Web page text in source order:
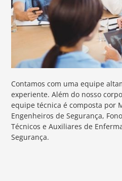
Contamos com uma equipe
experiente. Além do nosso
equipe técnica é composta por
Engenheiros de Segurança,
Técnicos e Auxiliares de
Segurança.